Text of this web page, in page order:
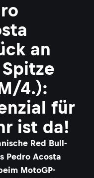
an
4.):
für
ist da!
Red Bull-
Pedro Acosta
MotoGP-